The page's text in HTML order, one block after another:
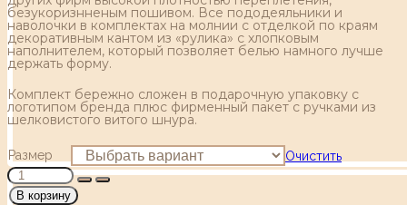
безукоризнненым пошивом. Все пододеяльники и
наволочки в комплектах на молнии с отделкой по краям
декоративным кантом из «рулика» с хлопковым
наполнителем, который позволяет белью намного лучше
держать форму.
Комплект бережно сложен в подарочную упаковку с
логотипом бренда плюс фирменный пакет с ручками из
шелковистого витого шнура.
Размер Очистить
В корзину